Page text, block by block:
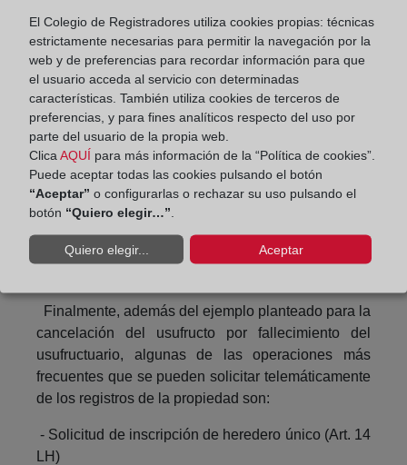
un certificado de defunción con CSV de forma que
pueda ser verificado por el Registrador en la sede
electrónica correspondiente.
Una vez cumplimentada toda la información
requerida, adjuntada la documentación deseada así
como la instancia de presentación firmada
digitalmente, el presentante podrá concluir la
presentación del documentación firmando
digitalmente el envío y guardando el
correspondiente acuse de recibo. El documento se
recibirá en ese instante en el registro
Finalmente, además del ejemplo planteado para la
cancelación del usufructo por fallecimiento del
usufructuario, algunas de las operaciones más
frecuentes que se pueden solicitar telemáticamente
de los registros de la propiedad son:
- Solicitud de inscripción de heredero único (Art. 14
LH)
El Colegio de Registradores utiliza cookies propias: técnicas
estrictamente necesarias para permitir la navegación por la
web y de preferencias para recordar información para que
el usuario acceda al servicio con determinadas
características. También utiliza cookies de terceros de
preferencias, y para fines analíticos respecto del uso por
parte del usuario de la propia web.
Clica AQUÍ para más información de la “Política de cookies”.
Puede aceptar todas las cookies pulsando el botón
“Aceptar” o configurarlas o rechazar su uso pulsando el
botón “Quiero elegir…”
Quiero elegir... Aceptar